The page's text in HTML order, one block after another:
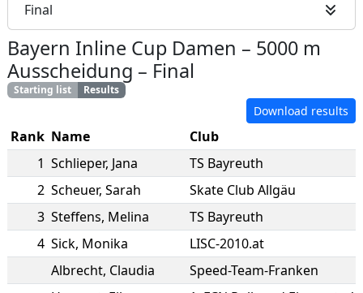
Final
Bayern Inline Cup Damen – 5000 m
Ausscheidung – Final
Starting list Results
Download results
Rank Name
Club
1 Schlieper, Jana
TS Bayreuth
2 Scheuer, Sarah
Skate Club Allgäu
3 Steffens, Melina
TS Bayreuth
4 Sick, Monika
LISC-2010.at
Albrecht, Claudia
Speed-Team-Franken